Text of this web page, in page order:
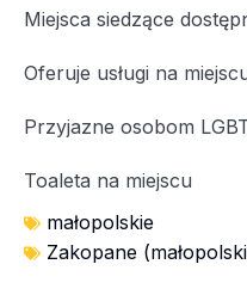
Miejsca siedzące
Oferuje usługi na
Przyjazne osobom
Toaleta na miejscu
małopolskie
Zakopane